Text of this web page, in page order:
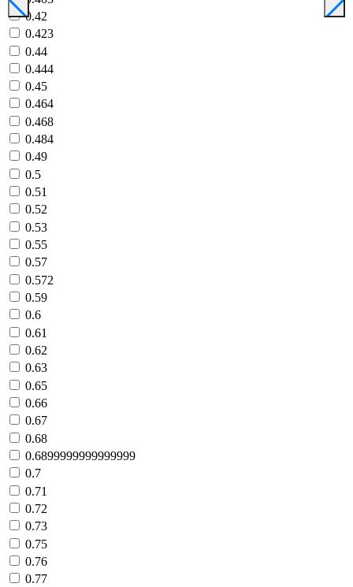
0.42
0.423
0.44
0.444
0.45
0.464
0.468
0.484
0.49
0.5
0.51
0.52
0.53
0.55
0.57
0.572
0.59
0.6
0.61
0.62
0.63
0.65
0.66
0.67
0.68
0.6899999999999999
0.7
0.71
0.72
0.73
0.75
0.76
0.77